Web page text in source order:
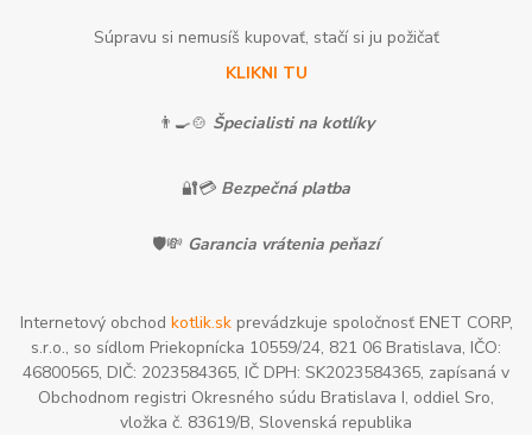
Súpravu si nemusíš kupovať, stačí si ju požičať
KLIKNI TU
👨‍🍳🍲 Špecialisti na kotlíky
🔐💳 Bezpečná platba
🛡️💸 Garancia vrátenia peňazí
Internetový obchod kotlik.skprevádzkuje spoločnosť ENET CORP,
s.r.o., so sídlom Priekopnícka 10559/24, 821 06 Bratislava, IČO:
46800565, DIČ: 2023584365, IČ DPH: SK2023584365, zapísaná v
Obchodnom registri Okresného súdu Bratislava I, oddiel Sro,
vložka č. 83619/B, Slovenská republika